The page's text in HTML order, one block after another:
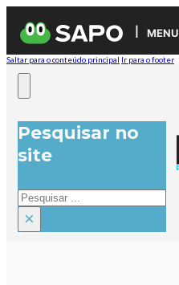
MENU
Saltar para o conteúdo principal Ir para o footer
Pesquisar no
site
Pesquisar
×